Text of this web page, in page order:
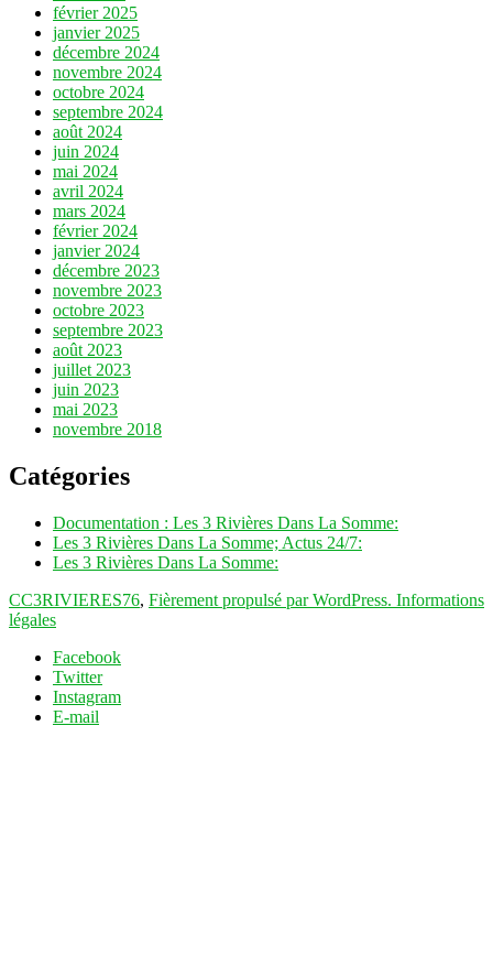
février 2025
janvier 2025
décembre 2024
novembre 2024
octobre 2024
septembre 2024
août 2024
juin 2024
mai 2024
avril 2024
mars 2024
février 2024
janvier 2024
décembre 2023
novembre 2023
octobre 2023
septembre 2023
août 2023
juillet 2023
juin 2023
mai 2023
novembre 2018
Catégories
Documentation : Les 3 Rivières Dans La Somme:
Les 3 Rivières Dans La Somme; Actus 24/7:
Les 3 Rivières Dans La Somme:
CC3RIVIERES76, Fièrement propulsé par WordPress. Informations
légales
Facebook
Twitter
Instagram
E-mail